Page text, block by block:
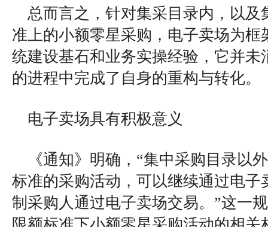
总而言之，针对集采目录内，以及
准上的小额零星采购，电子卖场为框
统建设基石和业务实操经验，它并未
的进程中完成了自身的重构与转化。
电子卖场具有积极意义
《通知》明确，“集中采购目录以
标准的采购活动，可以继续通过电子
制采购人通过电子卖场交易。”这一